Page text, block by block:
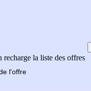
recharge la liste des offres
l'offre